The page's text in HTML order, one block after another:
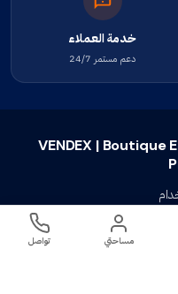
خدمة العملاء
دعم مستمر 24/7
VENDEX | Boutique
مساحتي تواصل